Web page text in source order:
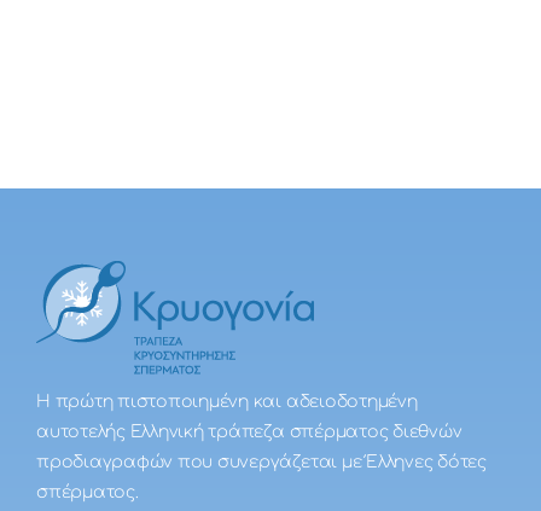
Η πρώτη πιστοποιημένη και αδειοδοτημένη
αυτοτελής Ελληνική τράπεζα σπέρματος διεθνών
προδιαγραφών που συνεργάζεται με Έλληνες δότες
σπέρματος.